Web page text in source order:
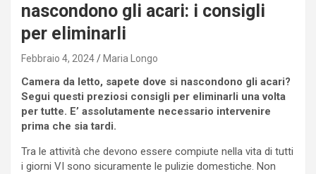
nascondono gli acari: i consigli
per eliminarli
Febbraio 4, 2024 Maria Longo
Camera da letto, sapete dove si nascondono gli acari?
Segui questi preziosi consigli per eliminarli una volta
per tutte. E’ assolutamente necessario intervenire
prima che sia tardi.
Tra le attività che devono essere compiute nella vita di tutti
i giorni VI sono sicuramente le pulizie domestiche. Non